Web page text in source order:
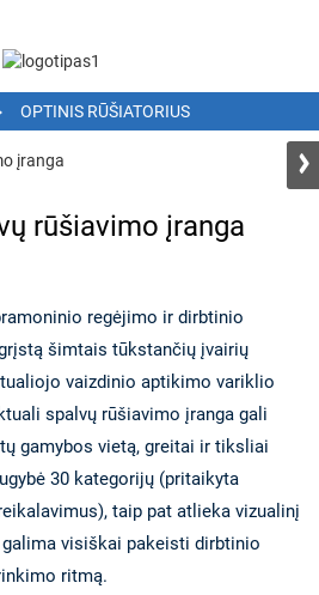
OPTINIS RŪŠIATORIUS
rūšiavimo įranga
regėjimo ir dirbtinio
šimtais tūkstančių įvairių
vaizdinio aptikimo variklio
spalvų rūšiavimo įranga gali
gamybos vietą, greitai ir tiksliai
30 kategorijų (pritaikyta
taip pat atlieka vizualinį
visiškai pakeisti dirbtinio
ritmą.